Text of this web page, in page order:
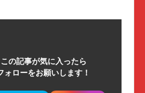
この記事が気に入ったら
ォローをお願いします！